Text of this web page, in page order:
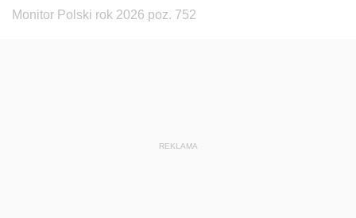
Monitor Polski rok 2026 poz. 752
REKLAMA